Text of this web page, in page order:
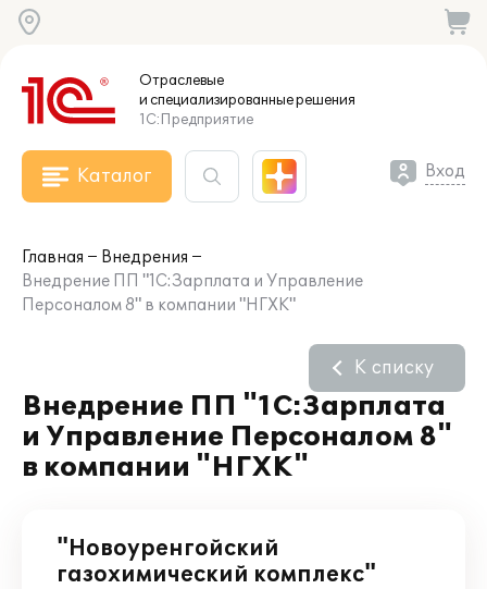
Отраслевые
и специализированныерешения
1С:Предприятие
Каталог Вход
Главная
Внедрения
Внедрение ПП "1С:Зарплата и Управление
Персоналом 8" в компании "НГХК"
Внедрение ПП "1С:Зарплата
и Управление Персоналом 8"
в компании "НГХК"
К списку
"Новоуренгойский
газохимический комплекс"